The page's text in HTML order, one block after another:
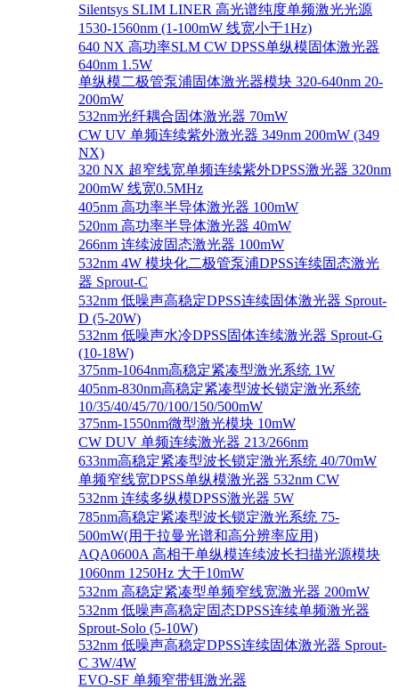
Silentsys SLIM LINER 高光谱纯度单频激光光源
1530-1560nm (1-100mW 线宽小于1Hz)
640 NX 高功率SLM CW DPSS单纵模固体激光器
640nm 1.5W
单纵模二极管泵浦固体激光器模块 320-640nm 20-
200mW
532nm光纤耦合固体激光器 70mW
CW UV 单频连续紫外激光器 349nm 200mW (349
NX)
320 NX 超窄线宽单频连续紫外DPSS激光器 320nm
200mW 线宽0.5MHz
405nm 高功率半导体激光器 100mW
520nm 高功率半导体激光器 40mW
266nm 连续波固态激光器 100mW
532nm 4W 模块化二极管泵浦DPSS连续固态激光
器 Sprout-C
532nm 低噪声高稳定DPSS连续固体激光器 Sprout-
D (5-20W)
532nm 低噪声水冷DPSS固体连续激光器 Sprout-G
(10-18W)
375nm-1064nm高稳定紧凑型激光系统 1W
405nm-830nm高稳定紧凑型波长锁定激光系统
10/35/40/45/70/100/150/500mW
375nm-1550nm微型激光模块 10mW
CW DUV 单频连续激光器 213/266nm
633nm高稳定紧凑型波长锁定激光系统 40/70mW
单频窄线宽DPSS单纵模激光器 532nm CW
532nm 连续多纵模DPSS激光器 5W
785nm高稳定紧凑型波长锁定激光系统 75-
500mW(用于拉曼光谱和高分辨率应用)
AQA0600A 高相干单纵模连续波长扫描光源模块
1060nm 1250Hz 大于10mW
532nm 高稳定紧凑型单频窄线宽激光器 200mW
532nm 低噪声高稳定固态DPSS连续单频激光器
Sprout‐Solo (5-10W)
532nm 低噪声高稳定DPSS连续固体激光器 Sprout-
C 3W/4W
EVO-SF 单频窄带铒激光器